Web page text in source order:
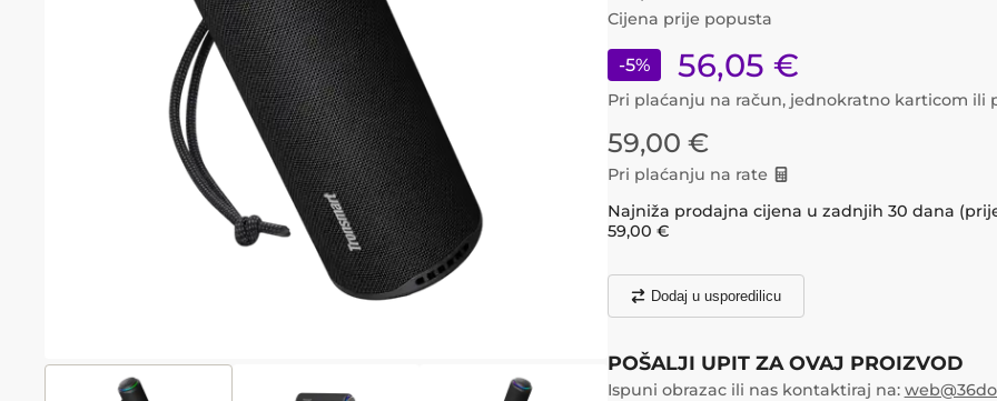
Cijena prije popusta
-5% 56,05 €
Pri plaćanju na račun, jednokratno karticom ili
59,00 €
Pri plaćanju na rate
Najniža prodajna cijena u zadnjih 30 dana
59,00 €
Dodaj u usporedilicu
POŠALJI UPIT ZA OVAJ PROIZVOD
Ispuni obrazac ili nas kontaktiraj na: